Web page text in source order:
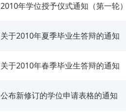
2010年学位授予仪式通知（第一轮）
关于2010年夏季毕业生答辩的通知
关于2010年春季毕业生答辩的通知
公布新修订的学位申请表格的通知